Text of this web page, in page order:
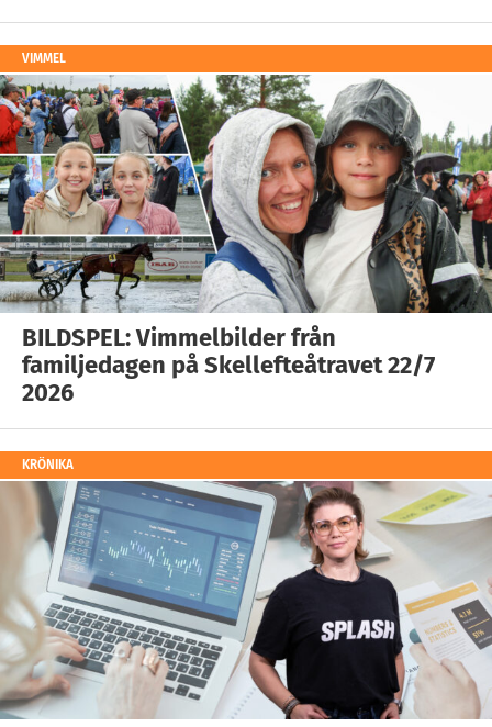
VIMMEL
BILDSPEL: Vimmelbilder från
familjedagen på Skellefteåtravet 22/7
2026
KRÖNIKA